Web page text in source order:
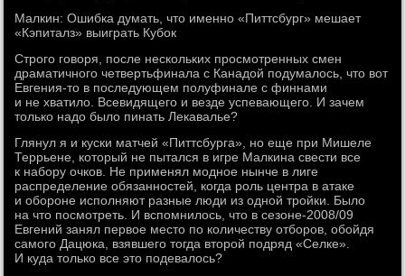
Малкин: Ошибка думать, что именно «Питтсбург» мешает
«Кэпиталз» выиграть Кубок
Строго говоря, после нескольких просмотренных смен
драматичного четвертьфинала с Канадой подумалось, что вот
Евгения-то в последующем полуфинале с финнами
и не хватило. Всевидящего и везде успевающего. И зачем
только надо было пинать Лекавалье?
Глянул я и куски матчей «Питтсбурга», но еще при Мишеле
Террьене, который не пытался в игре Малкина свести все
к набору очков. Не применял модное нынче в лиге
распределение обязанностей, когда роль центра в атаке
и обороне исполняют разные люди из одной тройки. Было
на что посмотреть. И вспомнилось, что в сезоне-2008/09
Евгений занял первое место по количеству отборов, обойдя
самого Дацюка, взявшего тогда второй подряд «Селке».
И куда только все это подевалось?